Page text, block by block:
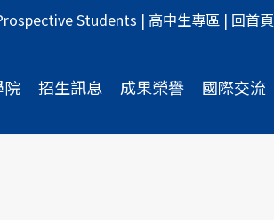
Students | 高中生專區 | 回首頁
院 招生訊息 成果榮譽 國際交流